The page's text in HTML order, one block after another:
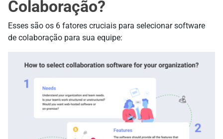
Colaboração?
Esses são os 6 fatores cruciais para selecionar software
de colaboração para sua equipe: